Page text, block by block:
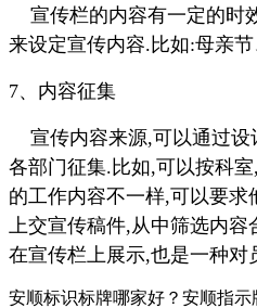
宣传栏的内容有一定的时
来设定宣传内容.比如:母亲
7、内容征集
宣传内容来源,可以通过设
各部门征集.比如,可以按科
的工作内容不一样,可以要求
上交宣传稿件,从中筛选内
在宣传栏上展示,也是一种对
安顺标识标牌哪家好？安顺指